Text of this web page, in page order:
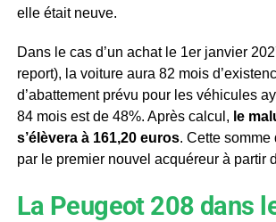
elle était neuve.
Dans le cas d’un achat le 1er janvier
report), la voiture aura 82 mois
d’abattement prévu pour les véhicules
84 mois est de 48%. Après calcul, le
s’élèvera à 161,20 euros. Cette somme
par le premier nouvel acquéreur à partir
La Peugeot 208 dans